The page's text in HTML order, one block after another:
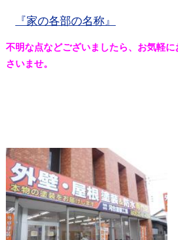
『家の各部の名称』
不明な点などございましたら、お気軽
さいませ。